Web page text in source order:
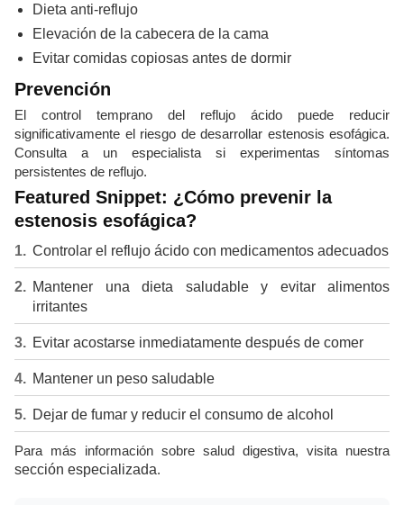
Dieta anti-reflujo
Elevación de la cabecera de la cama
Evitar comidas copiosas antes de dormir
Prevención
El control temprano del reflujo ácido puede reducir
significativamente el riesgo de desarrollar estenosis esofágica.
Consulta a un especialista si experimentas síntomas
persistentes de reflujo.
Featured Snippet: ¿Cómo prevenir la
estenosis esofágica?
Controlar el reflujo ácido con medicamentos adecuados
Mantener una dieta saludable y evitar alimentos
irritantes
Evitar acostarse inmediatamente después de comer
Mantener un peso saludable
Dejar de fumar y reducir el consumo de alcohol
Para más información sobre salud digestiva, visita nuestra
sección especializada.